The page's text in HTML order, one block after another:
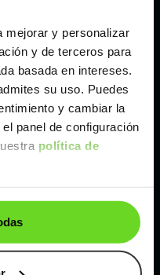
mejorar y personalizar
y de terceros para
basada en intereses.
su uso. Puedes
y cambiar la
panel de configuración
política de
mano y ocasión